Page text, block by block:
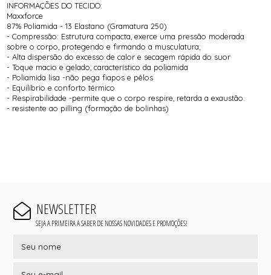
INFORMAÇÕES DO TECIDO:
Maxxforce
87% Poliamida - 13 Elastano (Gramatura 250)
- Compressão: Estrutura compacta, exerce uma pressão moderada
sobre o corpo, protegendo e firmando a musculatura;
- Alta dispersão do excesso de calor e secagem rápida do suor
- Toque macio e gelado, característico da poliamida
- Poliamida lisa -não pega fiapos e pêlos
- Equilíbrio e conforto térmico
- Respirabilidade -permite que o corpo respire, retarda a exaustão.
- resistente ao pilling (formação de bolinhas)
NEWSLETTER
SEJA A PRIMEIRA A SABER DE NOSSAS NOVIDADES E PROMOÇÕES!